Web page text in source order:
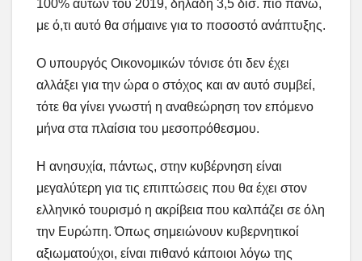
100% αυτών του 2019, δηλαδή 3,5 δισ. πιο πάνω,
με ό,τι αυτό θα σήμαινε για το ποσοστό ανάπτυξης.
Ο υπουργός Οικονομικών τόνισε ότι δεν έχει
αλλάξει για την ώρα ο στόχος και αν αυτό συμβεί,
τότε θα γίνει γνωστή η αναθεώρηση τον επόμενο
μήνα στα πλαίσια του μεσοπρόθεσμου.
Η ανησυχία, πάντως, στην κυβέρνηση είναι
μεγαλύτερη για τις επιπτώσεις που θα έχει στον
ελληνικό τουρισμό η ακρίβεια που καλπάζει σε όλη
την Ευρώπη. Όπως σημειώνουν κυβερνητικοί
αξιωματούχοι, είναι πιθανό κάποιοι λόγω της